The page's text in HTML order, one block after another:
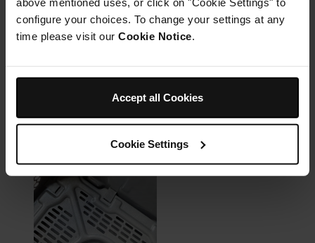
configure your choices. To change your settings at any
time please visit our Cookie Notice.
Accept all Cookies
Cookie Settings